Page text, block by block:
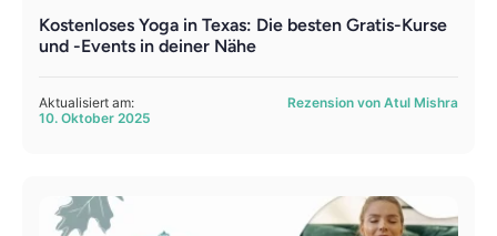
Kostenloses Yoga in Texas: Die besten Gratis-Kurse
und -Events in deiner Nähe
Aktualisiert am:
10. Oktober 2025
Rezension von Atul Mishra